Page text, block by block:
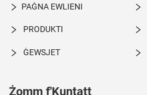
PAĠNA EWLIENI
PRODUKTI
ĠEWSJET
Żomm f'Kuntatt